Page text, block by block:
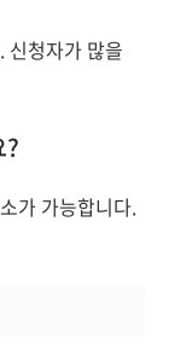
신청자가 많을
가 가능합니다.